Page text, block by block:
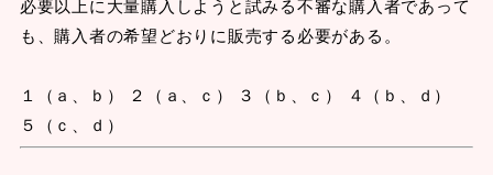
必要以上に大量購入しようと試みる不審な購入者であって
も、購入者の希望どおりに販売する必要がある。
１（ａ、ｂ） ２（ａ、ｃ） ３（ｂ、ｃ） ４（ｂ、ｄ）
５（ｃ、ｄ）